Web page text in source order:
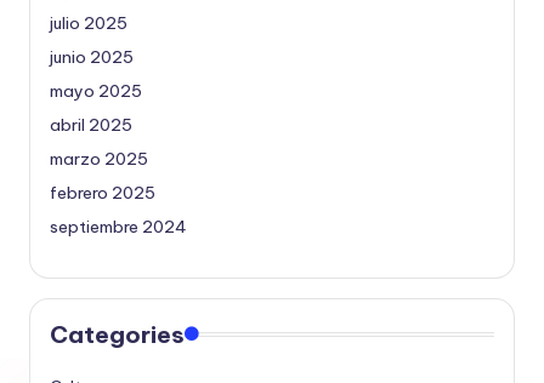
julio 2025
junio 2025
mayo 2025
abril 2025
marzo 2025
febrero 2025
septiembre 2024
Categories